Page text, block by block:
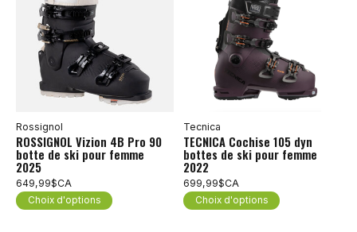
Rossignol
ROSSIGNOL Vizion 4B Pro 90
botte de ski pour femme
2025
649,99$CA
Choix d'options
Tecnica
TECNICA Cochise 105 dyn
bottes de ski pour femme
2022
699,99$CA
Choix d'options